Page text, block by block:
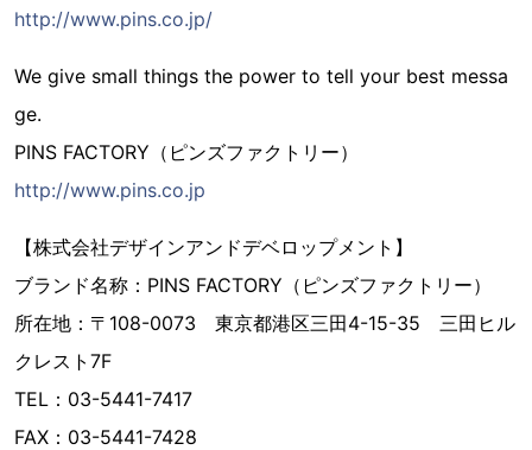
http://www.pins.co.jp/
We give small things the power to tell your best messa
ge.
PINS FACTORY（ピンズファクトリー）
http://www.pins.co.jp
【株式会社デザインアンドデベロップメント】
ブランド名称：PINS FACTORY（ピンズファクトリー）
所在地：〒108-0073 東京都港区三田4-15-35 三田ヒル
クレスト7F
TEL：03-5441-7417
FAX：03-5441-7428